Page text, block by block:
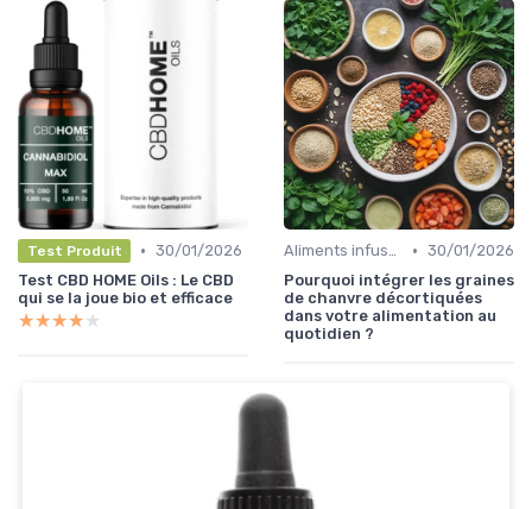
Test Produit • 30/01/2026
Test CBD HOME Oils : Le CBD
qui se la joue bio et efficace
★★★★★
★★★★★
Aliments infusés au CBD • 30/01/2026
Pourquoi intégrer les graines
de chanvre décortiquées
dans votre alimentation au
quotidien ?